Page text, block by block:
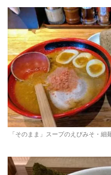
「そのまま」スープのえびみそ・